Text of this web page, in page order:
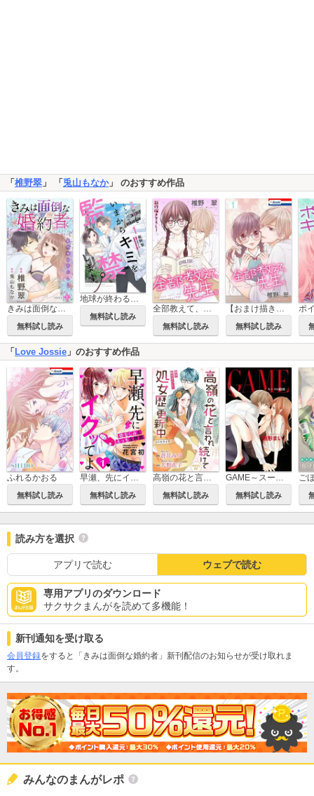
「 椎野翠 」 「 兎山もなか」 のおすすめ作品
きみは面倒な婚約者 Love Jossie
無料試し読み
地球が終わるらしいので、いまからキミを監禁します。
無料試し読み
全部教えて、先生。 Love Jossie
無料試し読み
【おまけ描き下ろし付き】全部教えて、先生。
無料試し読み
「 Love Jossie 」のおすすめ作品
ふれるかおる
無料試し読み 無料試し読み 無料試し読み 無料試し読み
読み方を選択
アプリで読む ウェブで読む
専用アプリのダウンロード
サクサクまんがを読めて多機能！
新刊通知を受け取る
会員登録をすると「きみは面倒な婚約者」新刊配信のお知らせが受け取れま
す。
みんなのまんがレポ